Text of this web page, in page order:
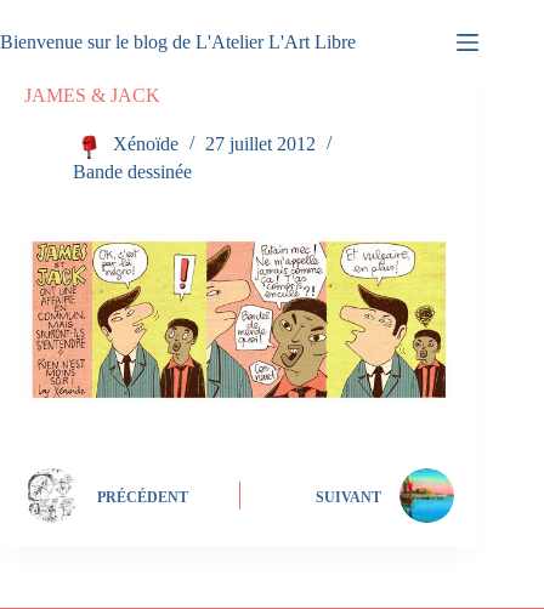
au
contenu
Bienvenue sur le blog de L'Atelier L'Art Libre
JAMES & JACK
Xénoïde
27 juillet 2012
Bande dessinée
PRÉCÉDENT SUIVANT